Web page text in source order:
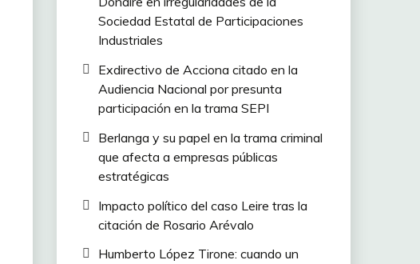
Sociedad Estatal de Participaciones
Industriales
Exdirectivo de Acciona citado en la
Audiencia Nacional por presunta
participación en la trama SEPI
Berlanga y su papel en la trama criminal
que afecta a empresas públicas
estratégicas
Impacto político del caso Leire tras la
citación de Rosario Arévalo
Humberto López Tirone: cuando un